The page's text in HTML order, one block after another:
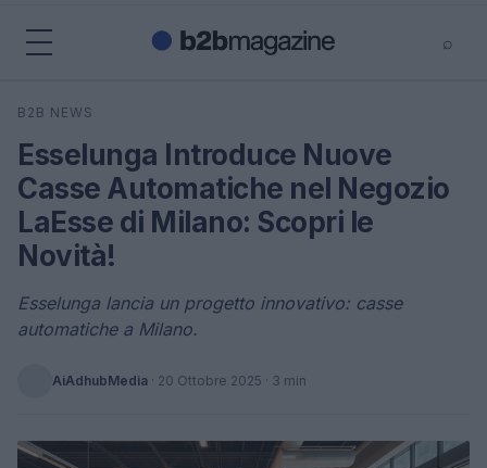
⌕
Cerca
B2B NEWS
Esselunga Introduce Nuove
Casse Automatiche nel Negozio
LaEsse di Milano: Scopri le
Novità!
Esselunga lancia un progetto innovativo: casse
automatiche a Milano.
AiAdhubMedia · 20 Ottobre 2025 · 3 min